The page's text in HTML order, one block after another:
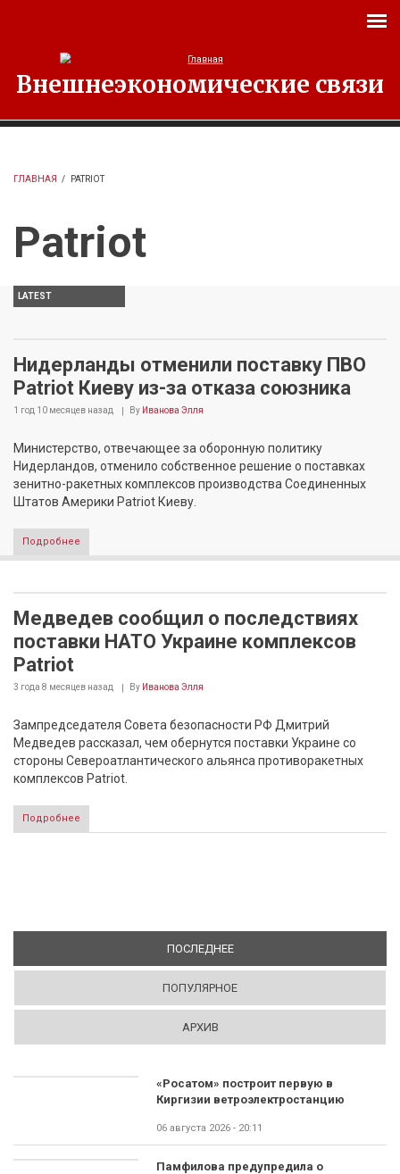
Внешнеэкономические связи
ГЛАВНАЯ / PATRIOT
Patriot
LATEST
Нидерланды отменили поставку ПВО
Patriot Киеву из-за отказа союзника
1 год 10 месяцев назад By Иванова Элля
Министерство, отвечающее за оборонную политику
Нидерландов, отменило собственное решение о поставках
зенитно-ракетных комплексов производства Соединенных
Штатов Америки Patriot Киеву.
Подробнее
Медведев сообщил о последствиях
поставки НАТО Украине комплексов
Patriot
3 года 8 месяцев назад By Иванова Элля
Зампредседателя Совета безопасности РФ Дмитрий
Медведев рассказал, чем обернутся поставки Украине со
стороны Североатлантического альянса противоракетных
комплексов Patriot.
Подробнее
ПОСЛЕДНЕЕ(АКТИВНАЯ ВКЛАДКА)
ПОПУЛЯРНОЕ
АРХИВ
«Росатом» построит первую в
Киргизии ветроэлектростанцию
06 августа 2026 - 20:11
Памфилова предупредила о